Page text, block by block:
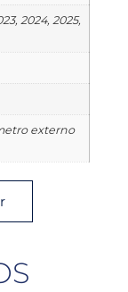
2024, 2025,
externo